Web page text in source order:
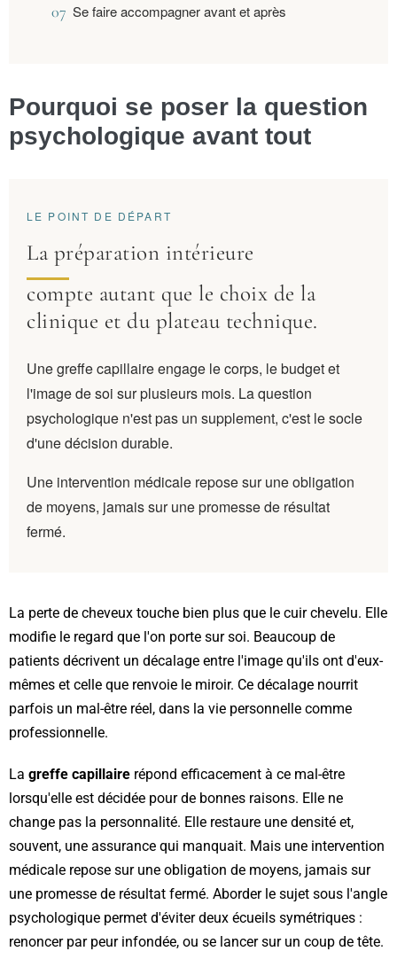
07 Se faire accompagner avant et après
Pourquoi se poser la question
psychologique avant tout
LE POINT DE DÉPART
La préparation intérieure
compte autant que le choix de la
clinique et du plateau technique.
Une greffe capillaire engage le corps, le budget et
l'image de soi sur plusieurs mois. La question
psychologique n'est pas un supplement, c'est le socle
d'une décision durable.
Une intervention médicale repose sur une obligation
de moyens, jamais sur une promesse de résultat
fermé.
La perte de cheveux touche bien plus que le cuir chevelu. Elle
modifie le regard que l'on porte sur soi. Beaucoup de
patients décrivent un décalage entre l'image qu'ils ont d'eux-
mêmes et celle que renvoie le miroir. Ce décalage nourrit
parfois un mal-être réel, dans la vie personnelle comme
professionnelle.
La greffe capillaire répond efficacement à ce mal-être
lorsqu'elle est décidée pour de bonnes raisons. Elle ne
change pas la personnalité. Elle restaure une densité et,
souvent, une assurance qui manquait. Mais une intervention
médicale repose sur une obligation de moyens, jamais sur
une promesse de résultat fermé. Aborder le sujet sous l'angle
psychologique permet d'éviter deux écueils symétriques :
renoncer par peur infondée, ou se lancer sur un coup de tête.